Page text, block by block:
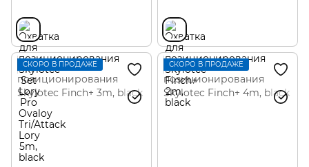
СКОРО В ПРОДАЖЕ СКОРО В ПРОДАЖЕ